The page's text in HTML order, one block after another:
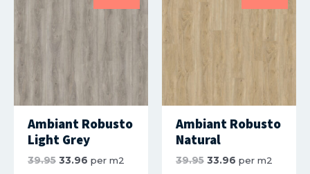
Ambiant Robusto
Light Grey
39.95 33.96 per m2
Ambiant Robusto
Natural
39.95 33.96 per m2